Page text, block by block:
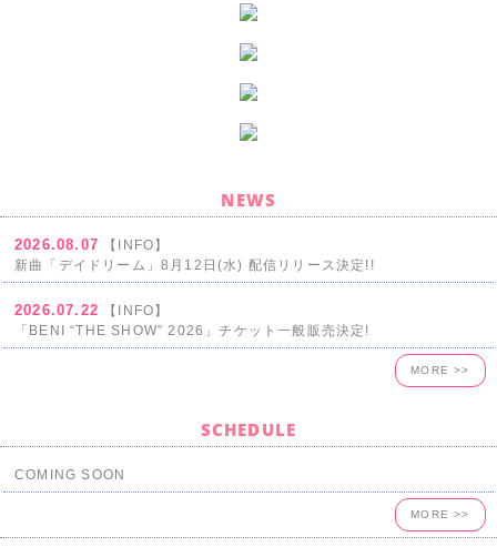
NEWS
2026.08.07
【INFO】
新曲「デイドリーム」8月12日(水) 配信リリース決定!!
2026.07.22
【INFO】
「BENI “THE SHOW” 2026」チケット一般販売決定!
MORE >>
SCHEDULE
COMING SOON
MORE >>